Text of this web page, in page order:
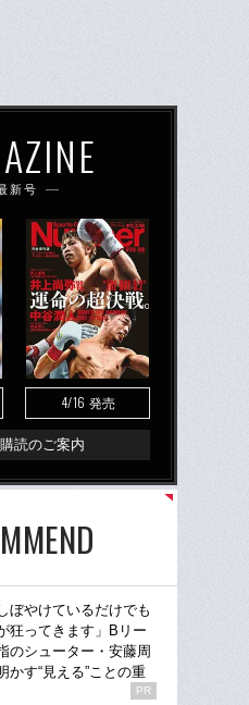
新号
4/16 発売
読のご案内
ぼやけているだけでも
狂ってきます」Bリー
のシューター・安藤周
かす“見える”ことの重
PR